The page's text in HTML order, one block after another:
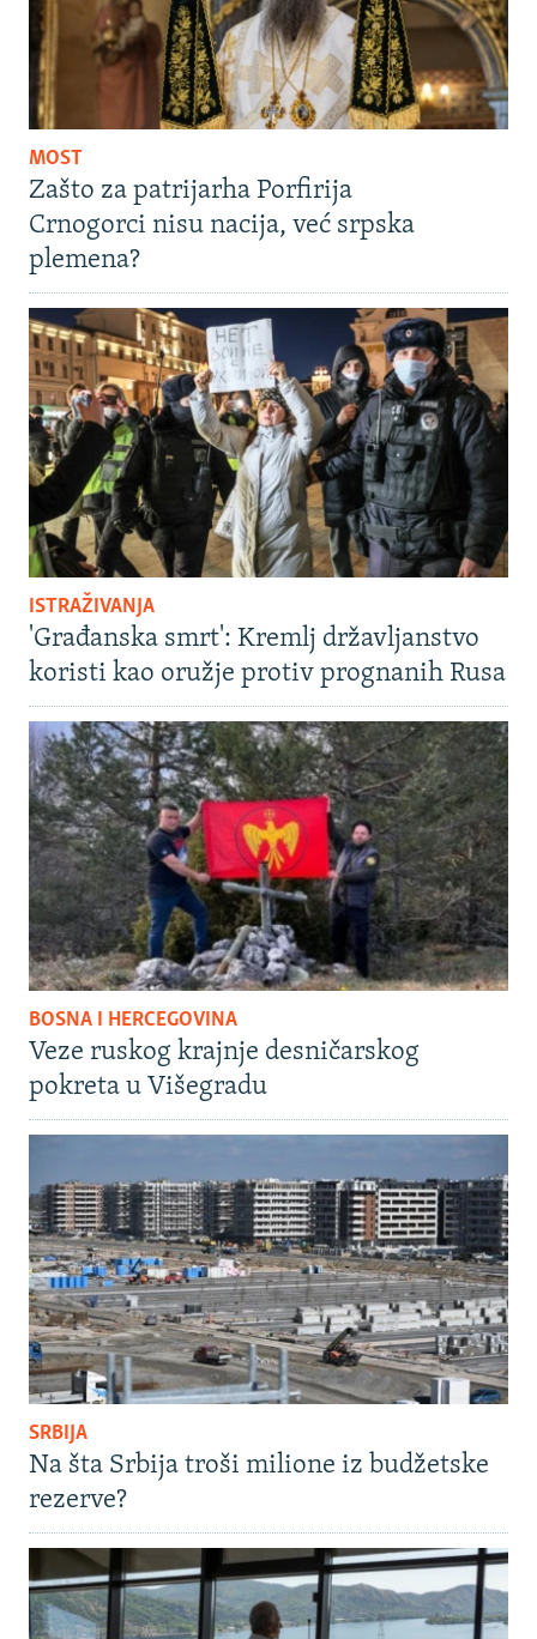
MOST
Zašto za patrijarha Porfirija
Crnogorci nisu nacija, već srpska
plemena?
ISTRAŽIVANJA
'Građanska smrt': Kremlj državljanstvo
koristi kao oružje protiv prognanih Rusa
BOSNA I HERCEGOVINA
Veze ruskog krajnje desničarskog
pokreta u Višegradu
SRBIJA
Na šta Srbija troši milione iz budžetske
rezerve?